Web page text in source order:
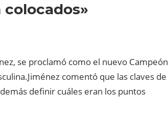
se proclamó como el nuevo Campeón
Jiménez comentó que las claves de
definir cuáles eran los puntos